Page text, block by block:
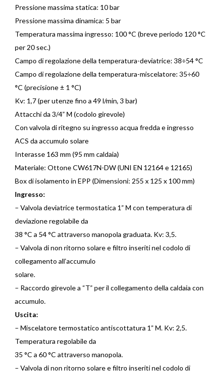
Pressione massima statica: 10 bar
Pressione massima dinamica: 5 bar
Temperatura massima ingresso: 100 °C (breve periodo 120 °C
per 20 sec.)
Campo di regolazione della temperatura-deviatrice: 38÷54 °C
Campo di regolazione della temperatura-miscelatore: 35÷60
°C (precisione ± 1 °C)
Kv: 1,7 (per utenze fino a 49 l/min, 3 bar)
Attacchi da 3/4” M (codolo girevole)
Con valvola di ritegno su ingresso acqua fredda e ingresso
ACS da accumulo solare
Interasse 163 mm (95 mm caldaia)
Materiale: Ottone CW617N-DW (UNI EN 12164 e 12165)
Box di isolamento in EPP (Dimensioni: 255 x 125 x 100 mm)
Ingresso:
– Valvola deviatrice termostatica 1” M con temperatura di
deviazione regolabile da
38 °C a 54 °C attraverso manopola graduata. Kv: 3,5.
– Valvola di non ritorno solare e filtro inseriti nel codolo di
collegamento all’accumulo
solare.
– Raccordo girevole a “T” per il collegamento della caldaia con
accumulo.
Uscita:
– Miscelatore termostatico antiscottatura 1” M. Kv: 2,5.
Temperatura regolabile da
35 °C a 60 °C attraverso manopola.
– Valvola di non ritorno solare e filtro inseriti nel codolo di